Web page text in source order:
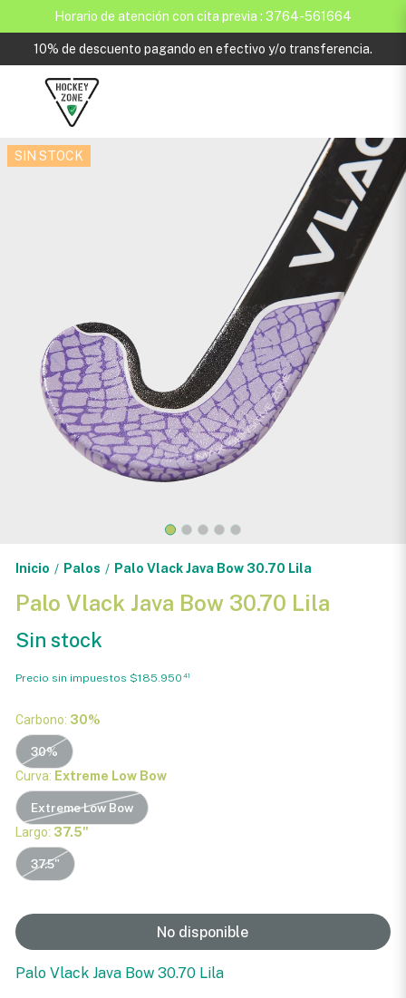
Horario de atención con cita previa : 3764-561664
10% de descuento pagando en efectivo y/o transferencia.
SIN STOCK
Inicio / Palos / Palo Vlack Java Bow 30.70 Lila
Palo Vlack Java Bow 30.70 Lila
Sin stock
Precio sin impuestos $185.950 41
Carbono: 30%
30%
Curva: Extreme Low Bow
Extreme Low Bow
Largo: 37.5"
37.5"
No disponible
Palo Vlack Java Bow 30.70 Lila